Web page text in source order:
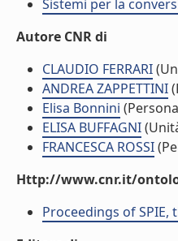
Sistemi per la
Autore CNR di
CLAUDIO FERRARI
ANDREA ZAPPETTINI
Elisa Bonnini
ELISA BUFFAGNI
FRANCESCA ROSSI
Http://www.cnr.it/
Proceedings of